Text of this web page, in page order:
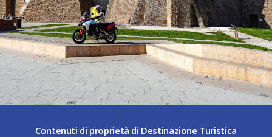
Contenuti di proprietà di Destinazione Turistica